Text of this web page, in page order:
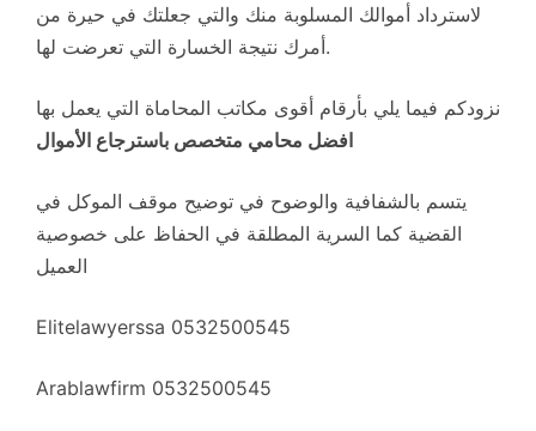
لاسترداد أموالك المسلوبة منك والتي جعلتك في حيرة من
أمرك نتيجة الخسارة التي تعرضت لها.
نزودكم فيما يلي بأرقام أقوى مكاتب المحاماة التي يعمل بها
افضل محامي متخصص باسترجاع الأموال
يتسم بالشفافية والوضوح في توضيح موقف الموكل في
القضية كما السرية المطلقة في الحفاظ على خصوصية
العميل
Elitelawyerssa 0532500545
Arablawfirm 0532500545